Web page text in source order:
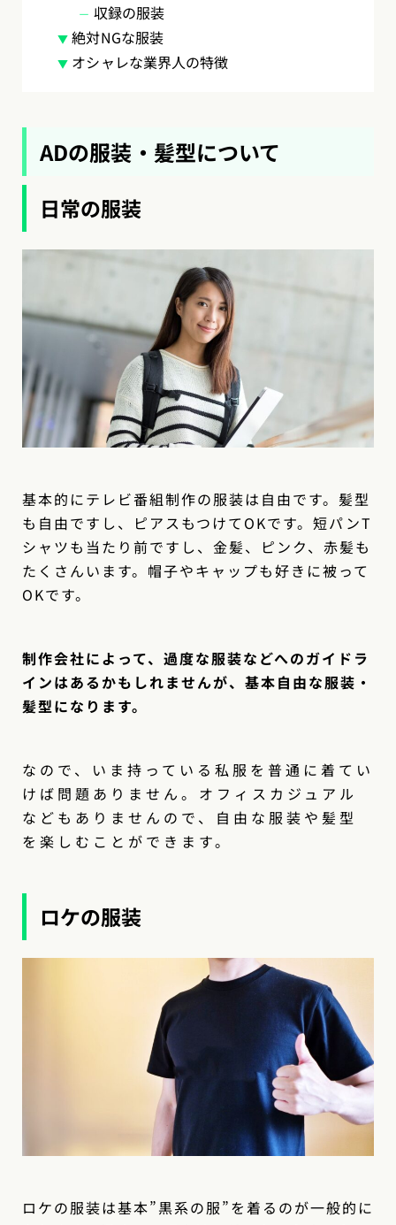
収録の服装
絶対NGな服装
オシャレな業界人の特徴
ADの服装・髪型について
日常の服装
基本的にテレビ番組制作の服装は自由です。髪型
も自由ですし、ピアスもつけてOKです。短パンT
シャツも当たり前ですし、金髪、ピンク、赤髪も
たくさんいます。帽子やキャップも好きに被って
OKです。
制作会社によって、過度な服装などへのガイドラ
インはあるかもしれませんが、基本自由な服装・
髪型になります。
なので、いま持っている私服を普通に着てい
けば問題ありません。オフィスカジュアル
などもありませんので、自由な服装や髪型
を楽しむことができます。
ロケの服装
ロケの服装は基本”黒系の服”を着るのが一般的に